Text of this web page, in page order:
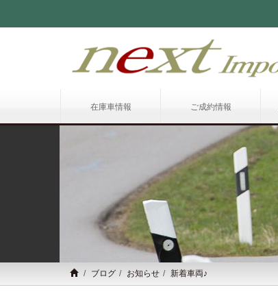
在庫車情報 ご成約情報
ブログ お知らせ 新着車両♪